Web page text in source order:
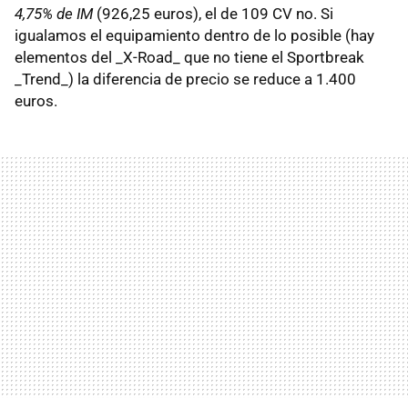
4,75% de IM(926,25 euros), el de 109 CV no. Si
igualamos el equipamiento dentro de lo posible (hay
elementos del _X-Road_ que no tiene el Sportbreak
_Trend_) la diferencia de precio se reduce a 1.400
euros.